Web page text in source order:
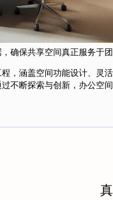
确保共享空间真正服务于团
，涵盖空间功能设计、灵
不断探索与创新，办公空